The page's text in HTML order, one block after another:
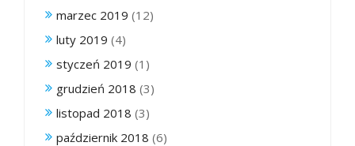
marzec 2019 (12)
luty 2019 (4)
styczeń 2019 (1)
grudzień 2018 (3)
listopad 2018 (3)
październik 2018 (6)